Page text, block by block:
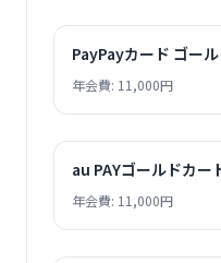
PayPayカード ゴー
年会費: 11,000円
au PAYゴールドカー
年会費: 11,000円